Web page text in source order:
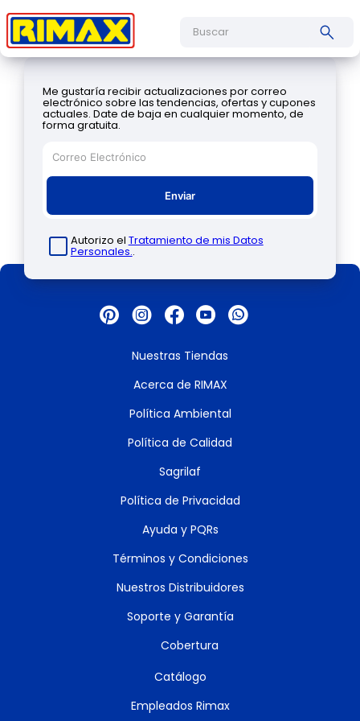
Me gustaría recibir actualizaciones por correo
electrónico sobre las tendencias, ofertas y cupones
actuales. Date de baja en cualquier momento, de
forma gratuita.
Enviar
Autorizo el Tratamiento de mis Datos
Personales..
Nuestras Tiendas
Acerca de RIMAX
Política Ambiental
Política de Calidad
Sagrilaf
Política de Privacidad
Ayuda y PQRs
Términos y Condiciones
Nuestros Distribuidores
Soporte y Garantía
Cobertura
Catálogo
Empleados Rimax